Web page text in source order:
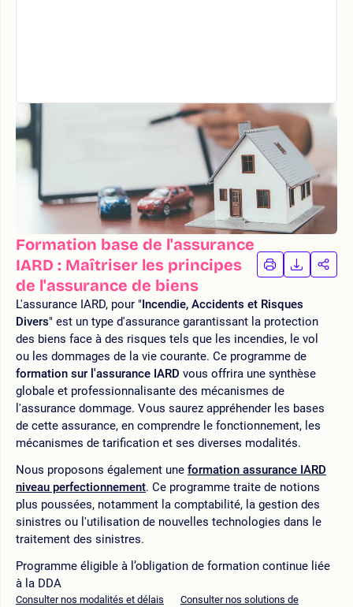
Formation base de l'assurance
IARD : Maîtriser les principes
de l'assurance de biens
IMPRIMER
LA
LA
L'assurance IARD, pour "Incendie, Accidents et Risques
Divers" est un type d'assurance garantissant la protection
des biens face à des risques tels que les incendies, le vol
ou les dommages de la vie courante. Ce programme de
formation sur l'assurance IARD vous offrira une synthèse
globale et professionnalisante des mécanismes de
l'assurance dommage. Vous saurez appréhender les bases
de cette assurance, en comprendre le fonctionnement, les
mécanismes de tarification et ses diverses modalités.
Nous proposons également une formation assurance IARD
niveau perfectionnement. Ce programme traite de notions
plus poussées, notamment la comptabilité, la gestion des
sinistres ou l'utilisation de nouvelles technologies dans le
traitement des sinistres.
Programme éligible à l’obligation de formation continue liée
à la DDA
Consulter nos modalités et délais
Consulter nos solutions de